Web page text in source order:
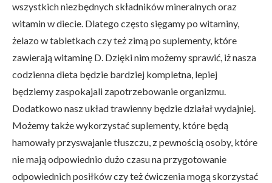
wszystkich niezbędnych składników mineralnych oraz
witamin w diecie. Dlatego często sięgamy po witaminy,
żelazo w tabletkach czy też zimą po suplementy, które
zawierają witaminę D. Dzięki nim możemy sprawić, iż nasza
codzienna dieta będzie bardziej kompletna, lepiej
będziemy zaspokajali zapotrzebowanie organizmu.
Dodatkowo nasz układ trawienny będzie działał wydajniej.
Możemy także wykorzystać suplementy, które będą
hamowały przyswajanie tłuszczu, z pewnością osoby, które
nie mają odpowiednio dużo czasu na przygotowanie
odpowiednich posiłków czy też ćwiczenia mogą skorzystać